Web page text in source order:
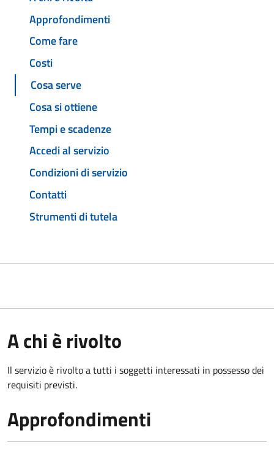
Approfondimenti
Come fare
Costi
Cosa serve
Cosa si ottiene
Tempi e scadenze
Accedi al servizio
Condizioni di servizio
Contatti
Strumenti di tutela
A chi è rivolto
Il servizio è rivolto a tutti i soggetti interessati in possesso dei
requisiti previsti.
Approfondimenti